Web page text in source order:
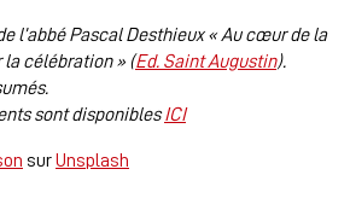
l’abbé Pascal Desthieux « Au cœur de la
la célébration » (Ed. Saint Augustin).
sont disponiblesICI
surUnsplash